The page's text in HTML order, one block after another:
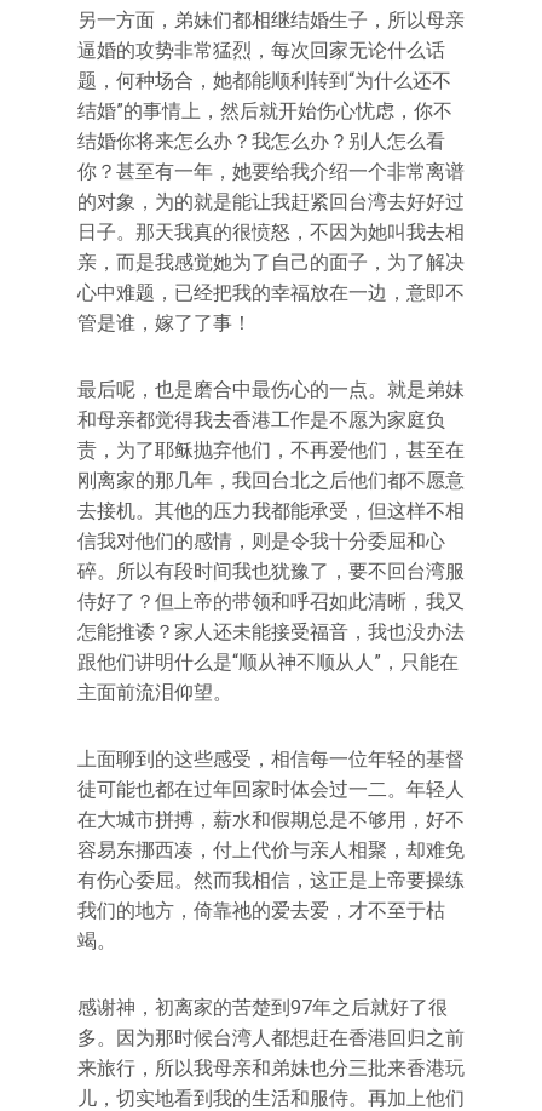
另一方面，弟妹们都相继结婚生子，所以母亲
逼婚的攻势非常猛烈，每次回家无论什么话
题，何种场合，她都能顺利转到“为什么还不
结婚”的事情上，然后就开始伤心忧虑，你不
结婚你将来怎么办？我怎么办？别人怎么看
你？甚至有一年，她要给我介绍一个非常离谱
的对象，为的就是能让我赶紧回台湾去好好过
日子。那天我真的很愤怒，不因为她叫我去相
亲，而是我感觉她为了自己的面子，为了解决
心中难题，已经把我的幸福放在一边，意即不
管是谁，嫁了了事！
最后呢，也是磨合中最伤心的一点。就是弟妹
和母亲都觉得我去香港工作是不愿为家庭负
责，为了耶稣抛弃他们，不再爱他们，甚至在
刚离家的那几年，我回台北之后他们都不愿意
去接机。其他的压力我都能承受，但这样不相
信我对他们的感情，则是令我十分委屈和心
碎。所以有段时间我也犹豫了，要不回台湾服
侍好了？但上帝的带领和呼召如此清晰，我又
怎能推诿？家人还未能接受福音，我也没办法
跟他们讲明什么是“顺从神不顺从人”，只能在
主面前流泪仰望。
上面聊到的这些感受，相信每一位年轻的基督
徒可能也都在过年回家时体会过一二。年轻人
在大城市拼搏，薪水和假期总是不够用，好不
容易东挪西凑，付上代价与亲人相聚，却难免
有伤心委屈。然而我相信，这正是上帝要操练
我们的地方，倚靠祂的爱去爱，才不至于枯
竭。
感谢神，初离家的苦楚到97年之后就好了很
多。因为那时候台湾人都想赶在香港回归之前
来旅行，所以我母亲和弟妹也分三批来香港玩
儿，切实地看到我的生活和服侍。再加上他们